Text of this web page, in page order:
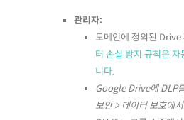
관리자:
도메인에 정의된 Drive
터 손실 방지 규칙은
니다.
Google Drive에 DLP
보안 > 데이터 보호에